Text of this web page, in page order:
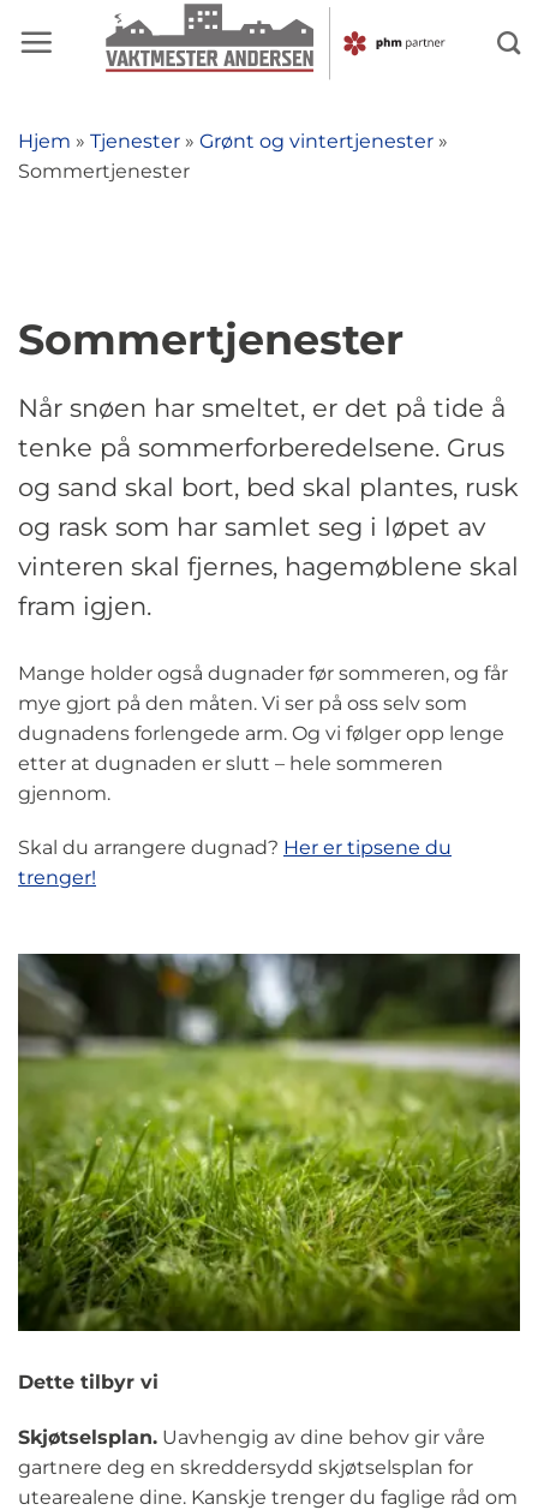
Hjem » Tjenester » Grønt og vintertjenester »
Sommertjenester
Sommertjenester
Når snøen har smeltet, er det på tide å
tenke på sommerforberedelsene. Grus
og sand skal bort, bed skal plantes, rusk
og rask som har samlet seg i løpet av
vinteren skal fjernes, hagemøblene skal
fram igjen.
Mange holder også dugnader før sommeren, og får
mye gjort på den måten. Vi ser på oss selv som
dugnadens forlengede arm. Og vi følger opp lenge
etter at dugnaden er slutt – hele sommeren
gjennom.
Skal du arrangere dugnad? Her er tipsene du
trenger!
Dette tilbyr vi
Skjøtselsplan. Uavhengig av dine behov gir våre
gartnere deg en skreddersydd skjøtselsplan for
utearealene dine. Kanskje trenger du faglige råd om